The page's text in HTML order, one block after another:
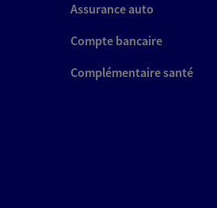
Assurance auto
Compte bancaire
Complémentaire santé